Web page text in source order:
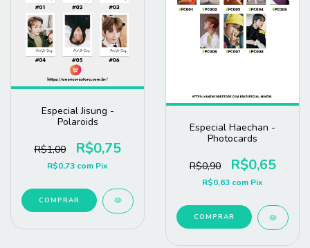
Especial Jisung -
Polaroids
R$1,00 R$0,75
R$0,73 com Pix
COMPRAR
Especial Haechan -
Photocards
R$0,90 R$0,65
R$0,63 com Pix
COMPRAR